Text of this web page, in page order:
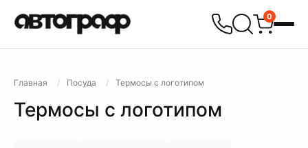
0
Главная Посуда Термосы с логотипом
Термосы с логотипом